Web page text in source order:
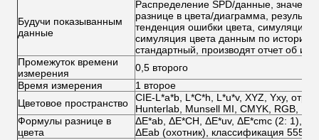
Будучи показыванным
данные
Распределение SPD/данные,
разнице в цвета/диаграмма,
тенденция ошибки цвета, симуляция
симуляция цвета данным по истории,
стандартный, производят отчет об
Промежуток времени
измерения
0,5 второго
Время измерения
1 второе
Цветовое пространство
CIE-L*a*b, L*C*h, L*u*v, XYZ, Yxy,
Hunterlab, Munsell MI, CMYK, RGB,
Формулы разнице в
цвета
ΔE*ab, ΔE*CH, ΔE*uv, ΔE*cmc (2: 1),
ΔEab (охотник), классификация 555